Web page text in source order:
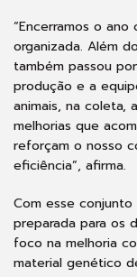
“Encerramos o ano
organizada. Além
também passou
produção e a
animais, na coleta,
melhorias que
reforçam o nosso
eficiência”, afirma.
Com esse conjunto
preparada para os
foco na melhoria
material genético